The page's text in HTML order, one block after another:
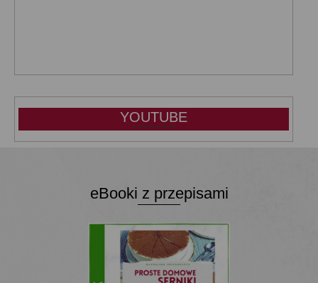
YOUTUBE
eBooki z przepisami